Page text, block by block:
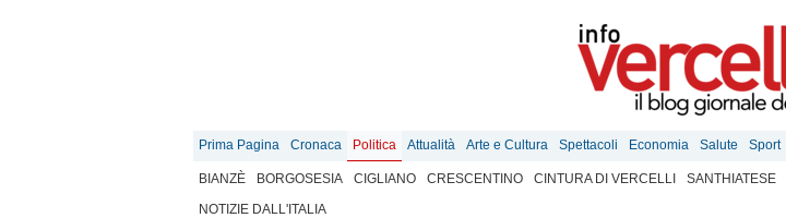
Prima Pagina Cronaca Politica Attualità Arte e Cultura Spettacoli Economia Salute Sport
BIANZÈ BORGOSESIA CIGLIANO CRESCENTINO CINTURA DI VERCELLI SANTHIATESE
NOTIZIE DALL'ITALIA